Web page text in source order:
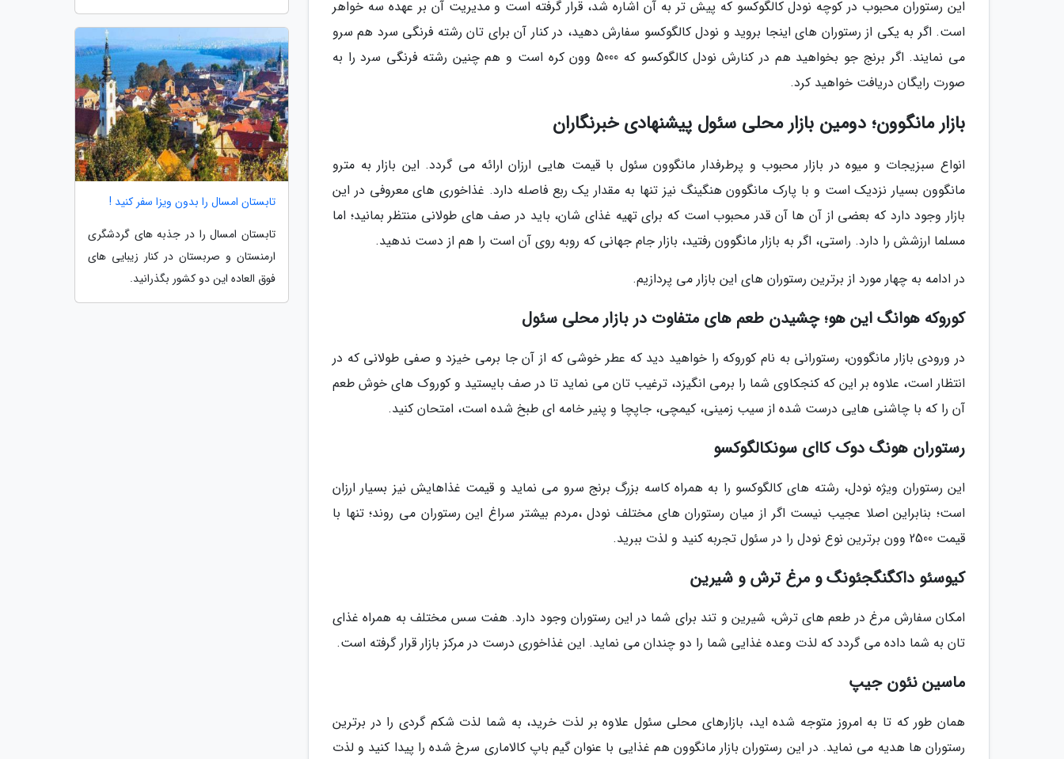
این رستوران محبوب در کوچه نودل کالگوکسو که پیش تر به آن اشاره شد، قرار گرفته است و مدیریت آن بر عهده سه خواهر
است. اگر به یکی از رستوران های اینجا بروید و نودل کالگوکسو سفارش دهید، در کنار آن برای تان رشته فرنگی سرد هم سرو
می نمایند. اگر برنج جو بخواهید هم در کنارش نودل کالگوکسو که 5000 وون کره است و هم چنین رشته فرنگی سرد را به
صورت رایگان دریافت خواهید کرد.
بازار مانگوون؛ دومین بازار محلی سئول پیشنهادی خبرنگاران
انواع سبزیجات و میوه در بازار محبوب و پرطرفدار مانگوون سئول با قیمت هایی ارزان ارائه می گردد. این بازار به مترو
مانگوون بسیار نزدیک است و با پارک مانگوون هنگینگ نیز تنها به مقدار یک ربع فاصله دارد. غذاخوری های معروفی در این
بازار وجود دارد که بعضی از آن ها آن قدر محبوب است که برای تهیه غذای شان، باید در صف های طولانی منتظر بمانید؛ اما
مسلما ارزشش را دارد. راستی، اگر به بازار مانگوون رفتید، بازار جام جهانی که روبه روی آن است را هم از دست ندهید.
در ادامه به چهار مورد از برترین رستوران های این بازار می پردازیم.
کوروکه هوانگ این هو؛ چشیدن طعم های متفاوت در بازار محلی سئول
در ورودی بازار مانگوون، رستورانی به نام کوروکه را خواهید دید که عطر خوشی که از آن جا برمی خیزد و صفی طولانی که در
انتظار است، علاوه بر این که کنجکاوی شما را برمی انگیزد، ترغیب تان می نماید تا در صف بایستید و کوروک های خوش طعم
آن را که با چاشنی هایی درست شده از سیب زمینی، کیمچی، جاپچا و پنیر خامه ای طبخ شده است، امتحان کنید.
رستوران هونگ دوک کاای سونکالگوکسو
این رستوران ویژه نودل، رشته های کالگوکسو را به همراه کاسه بزرگ برنج سرو می نماید و قیمت غذاهایش نیز بسیار ارزان
است؛ بنابراین اصلا عجیب نیست اگر از میان رستوران های مختلف نودل ،مردم بیشتر سراغ این رستوران می روند؛ تنها با
قیمت 2500 وون برترین نوع نودل را در سئول تجربه کنید و لذت ببرید.
کیوسئو داکگنگجئونگ و مرغ ترش و شیرین
امکان سفارش مرغ در طعم های ترش، شیرین و تند برای شما در این رستوران وجود دارد. هفت سس مختلف به همراه غذای
تان به شما داده می گردد که لذت وعده غذایی شما را دو چندان می نماید. این غذاخوری درست در مرکز بازار قرار گرفته است.
ماسین نئون جیپ
همان طور که تا به امروز متوجه شده اید، بازارهای محلی سئول علاوه بر لذت خرید، به شما لذت شکم گردی را در برترین
رستوران ها هدیه می نماید. در این رستوران بازار مانگوون هم غذایی با عنوان گیم باپ کالاماری سرخ شده را پیدا کنید و لذت
تابستان امسال را بدون ویزا سفر کنید !
تابستان امسال را در جذبه های گردشگری
ارمنستان و صربستان در کنار زیبایی های
فوق العاده این دو کشور بگذرانید.